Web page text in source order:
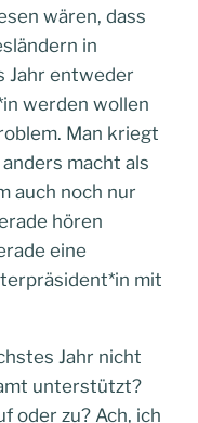
wären, dass
in
Jahr entweder
werden wollen
Man kriegt
macht als
auch noch nur
hören
eine
mit
Jahr nicht
unterstützt?
oder zu? Ach, ich